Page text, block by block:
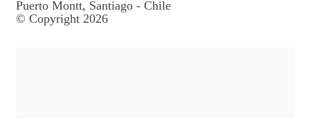
Puerto Montt, Santiago - Chile
© Copyright 2026